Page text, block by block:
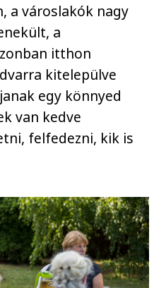
a városlakók nagy
a
itthon
kitelepülve
egy könnyed
van kedve
felfedezni, kik is